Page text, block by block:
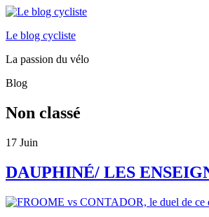
Le blog cycliste
La passion du vélo
Blog
Non classé
17 Juin
DAUPHINÉ/ LES